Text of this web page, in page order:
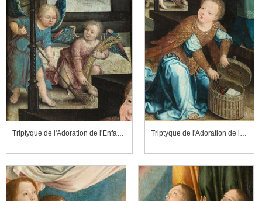
Triptyque de l'Adoration de l'Enfant Jésus (détail) Triptyque de l'Adoration de l'Enfant Jésus, détail du panneau droit